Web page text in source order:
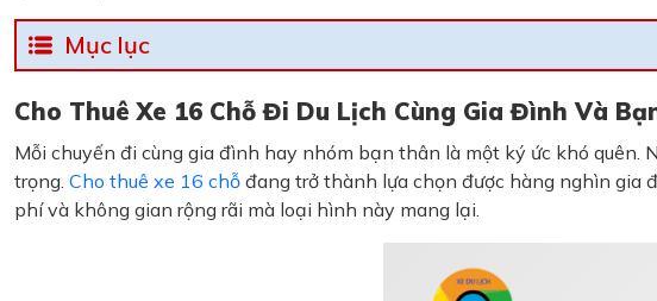
Mục lục
Cho Thuê Xe 16 Chỗ Đi Du Lịch Cùng Gia Đình Và
Mỗi chuyến đi cùng gia đình hay nhóm bạn thân là một ký ức khó
trọng. Cho thuê xe 16 chỗ đang trở thành lựa chọn được hàng nghìn gia
phí và không gian rộng rãi mà loại hình này mang lại.